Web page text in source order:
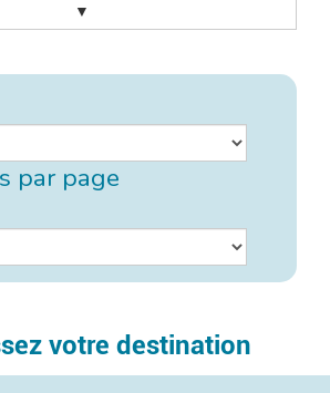
▼
par page
votre destination